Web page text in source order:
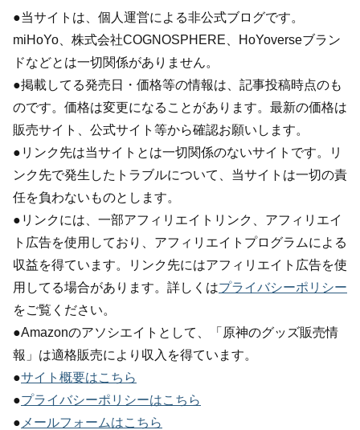
●当サイトは、個人運営による非公式ブログです。
miHoYo、株式会社COGNOSPHERE、HoYoverseブラン
ドなどとは一切関係がありません。
●掲載してる発売日・価格等の情報は、記事投稿時点のも
のです。価格は変更になることがあります。最新の価格は
販売サイト、公式サイト等から確認お願いします。
●リンク先は当サイトとは一切関係のないサイトです。リ
ンク先で発生したトラブルについて、当サイトは一切の責
任を負わないものとします。
●リンクには、一部アフィリエイトリンク、アフィリエイ
ト広告を使用しており、アフィリエイトプログラムによる
収益を得ています。リンク先にはアフィリエイト広告を使
用してる場合があります。詳しくはプライバシーポリシー
をご覧ください。
●Amazonのアソシエイトとして、「原神のグッズ販売情
報」は適格販売により収入を得ています。
●サイト概要はこちら
●プライバシーポリシーはこちら
● メールフォームはこちら